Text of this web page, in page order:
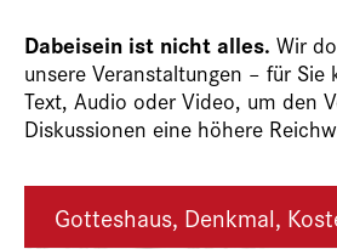
Dabeisein ist nicht alles. Wir
unsere Veranstaltungen – für Sie
Text, Audio oder Video, um den
Diskussionen eine höhere
Gotteshaus, Denkmal,